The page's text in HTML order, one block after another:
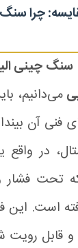
چرا سنگ
سنگ چینی
می‌دانیم،
فنی آن
در
تحت فشار و
است. این
قابل رویت